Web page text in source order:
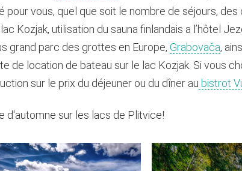
vous, quel que soit le nombre de séjours, des
Kozjak, utilisation du sauna finlandais a l’hôtel
grand parc des grottes en Europe, Grabovača,
de location de bateau sur le lac Kozjak. Si vous
sur le prix du déjeuner ou du dîner au bistrot
d'automne sur les lacs de Plitvice!